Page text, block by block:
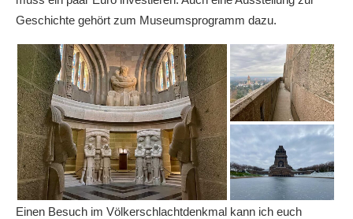
Geschichte gehört zum Museumsprogramm dazu.
Einen Besuch im Völkerschlachtdenkmal kann ich euch